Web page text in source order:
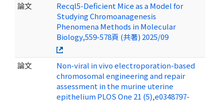
論文
Recql5-Deficient Mice as a Model for
Studying Chromoanagenesis
Phenomena Methods in Molecular
Biology,559-578頁 (共著) 2025/09
論文
Non-viral in vivo electroporation-based
chromosomal engineering and repair
assessment in the murine uterine
epithelium PLOS One 21 (5),e0348797-